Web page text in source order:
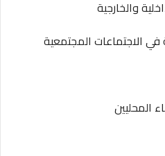
والخارجية
في الاجتماعات المجتمعية
المحليين